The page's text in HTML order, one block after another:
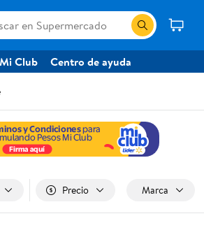
Mi Club Centro de ayuda
Precio Marca